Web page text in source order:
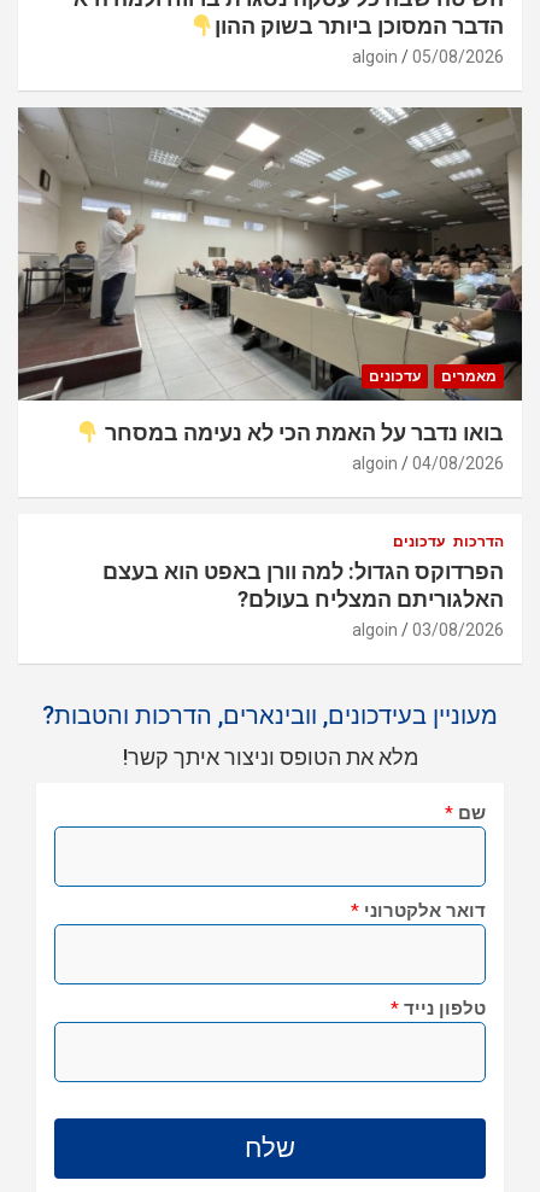
הדבר המסוכן ביותר בשוק ההון
05/08/2026
algoin
מאמרים עדכונים
בואו נדבר על האמת הכי לא נעימה במסחר
04/08/2026
algoin
הדרכות עדכונים
הפרדוקס הגדול: למה וורן באפט הוא בעצם
האלגוריתם המצליח בעולם?
03/08/2026
algoin
מעוניין בעידכונים, וובינארים, הדרכות והטבות?
מלא את הטופס וניצור איתך קשר!
שם *
דואר אלקטרוני *
טלפון נייד *